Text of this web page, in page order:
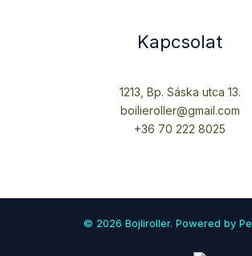
Kapcsolat
1213, Bp. Sáska utca 13.
boilieroller@gmail.com
+36 70 222 8025
© 2026 Bojliroller. Powered by